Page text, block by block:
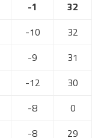
-1
32
-10
32
-9
31
-12
30
-8
0
-8 29